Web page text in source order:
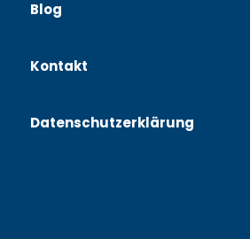
Blog
Kontakt
Datenschutzerklärung